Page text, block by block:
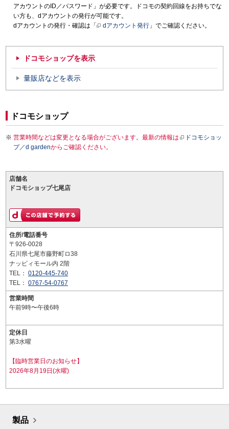
アカウントのID／パスワード」が必要です。ドコモの契約回線をお持ちでな
い方も、dアカウントの発行が可能です。
dアカウントの発行・確認は「
dアカウント発行 」でご確認ください。
ドコモショップを表示
量販店などを表示
ドコモショップ
営業時間などは変更となる場合がございます。最新の情報は
ドコモショッ
プ／d gardenからご確認ください。
店舗名
ドコモショップ七尾店
住所/電話番号
〒926-0028
石川県七尾市藤野町ロ38
ナッピィモール内 2階
TEL： 0120-445-740
TEL： 0767-54-0767
営業時間
午前9時〜午後6時
定休日
第3水曜
【臨時営業日のお知らせ】
2026年8月19日(水曜)
製品